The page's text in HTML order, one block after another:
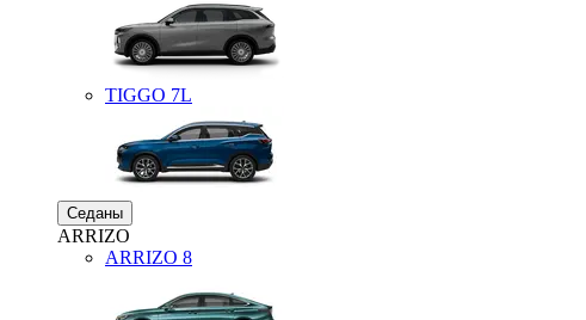
TIGGO 7L
Седаны
ARRIZO
ARRIZO 8